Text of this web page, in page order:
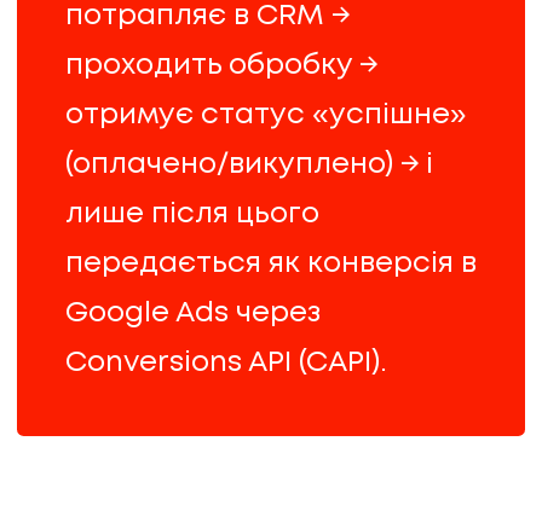
потрапляє в CRM →
проходить обробку →
отримує статус «успішне»
(оплачено/викуплено) → і
лише після цього
передається як конверсія в
Google Ads через
Conversions API (CAPI).